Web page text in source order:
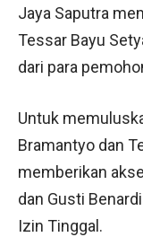
Jaya Saputra
Tessar Bayu
dari para
Untuk
Bramantyo dan
memberikan
dan Gusti
Izin Tinggal.